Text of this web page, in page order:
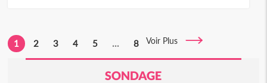
1 2 3 4 5 ... 8 Voir Plus
SONDAGE